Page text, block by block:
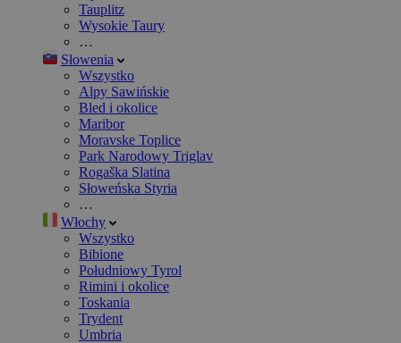
Tauplitz
Wysokie Taury
…
Słowenia
Wszystko
Alpy Sawińskie
Bled i okolice
Maribor
Moravske Toplice
Park Narodowy Triglav
Rogaška Slatina
Słoweńska Styria
…
Włochy
Wszystko
Bibione
Południowy Tyrol
Rimini i okolice
Toskania
Trydent
Umbria